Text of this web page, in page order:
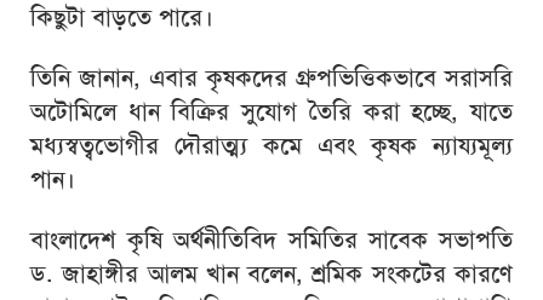
কিছুটা বাড়তে পারে।
তিনি জানান, এবার কৃষকদের গ্রুপভিত্তিকভাবে সরাসরি
অটোমিলে ধান বিক্রির সুযোগ তৈরি করা হচ্ছে, যাতে
মধ্যস্বত্বভোগীর দৌরাত্ম্য কমে এবং কৃষক ন্যায্যমূল্য
পান।
বাংলাদেশ কৃষি অর্থনীতিবিদ সমিতির সাবেক সভাপতি
ড. জাহাঙ্গীর আলম খান বলেন, শ্রমিক সংকটের কারণে